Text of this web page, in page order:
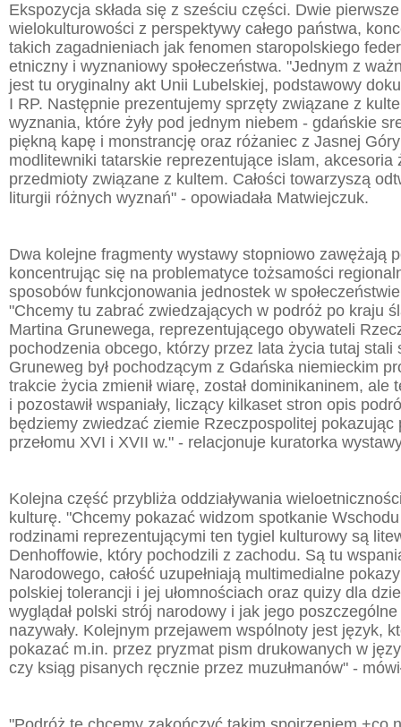
Ekspozycja składa się z sześciu części. Dwie
wielokulturowości z perspektywy całego państwa,
takich zagadnieniach jak fenomen staropolskiego
etniczny i wyznaniowy społeczeństwa. "Jednym z
jest tu oryginalny akt Unii Lubelskiej, podstawowy
I RP. Następnie prezentujemy sprzęty związane z
wyznania, które żyły pod jednym niebem - gdańskie
piękną kapę i monstrancję oraz różaniec z Jasnej
modlitewniki tatarskie reprezentujące islam, akcesoria
przedmioty związane z kultem. Całości towarzyszą
liturgii różnych wyznań" - opowiadała Matwiejczuk.
Dwa kolejne fragmenty wystawy stopniowo zawężają
koncentrując się na problematyce tożsamości
sposobów funkcjonowania jednostek w
"Chcemy tu zabrać zwiedzających w podróż po kraju
Martina Grunewega, reprezentującego obywateli
pochodzenia obcego, którzy przez lata życia tutaj stali
Gruneweg był pochodzącym z Gdańska niemieckim
trakcie życia zmienił wiarę, został dominikaninem, ale
i pozostawił wspaniały, liczący kilkaset stron opis
będziemy zwiedzać ziemie Rzeczpospolitej pokazując
przełomu XVI i XVII w." - relacjonuje kuratorka
Kolejna część przybliża oddziaływania
kulturę. "Chcemy pokazać widzom spotkanie
rodzinami reprezentującymi ten tygiel kulturowy są
Denhoffowie, który pochodzili z zachodu. Są tu
Narodowego, całość uzupełniają multimedialne
polskiej tolerancji i jej ułomnościach oraz quizy dla
wyglądał polski strój narodowy i jak jego
nazywały. Kolejnym przejawem wspólnoty jest język,
pokazać m.in. przez pryzmat pism drukowanych w
czy ksiąg pisanych ręcznie przez muzułmanów" -